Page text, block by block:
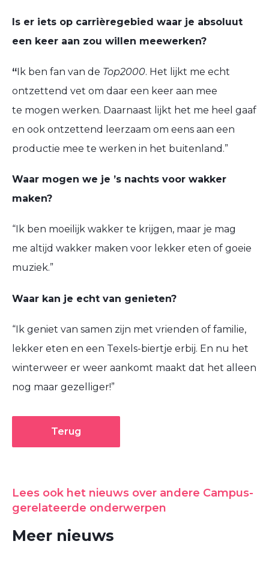
Is er iets op carrièregebied waar je absoluut
een keer aan zou willen meewerken?
“Ik ben fan van de Top2000. Het lijkt me echt
ontzettend vet om daar een keer aan mee
te mogen werken. Daarnaast lijkt het me heel gaaf
en ook ontzettend leerzaam om eens aan een
productie mee te werken in het buitenland.”
Waar mogen we je ’s nachts voor wakker
maken?
“Ik ben moeilijk wakker te krijgen, maar je mag
me altijd wakker maken voor lekker eten of goeie
muziek.”
Waar kan je echt van genieten?
“Ik geniet van samen zijn met vrienden of familie,
lekker eten en een Texels-biertje erbij. En nu het
winterweer er weer aankomt maakt dat het alleen
nog maar gezelliger!”
Terug
Lees ook het nieuws over andere Campus-
gerelateerde onderwerpen
Meer nieuws